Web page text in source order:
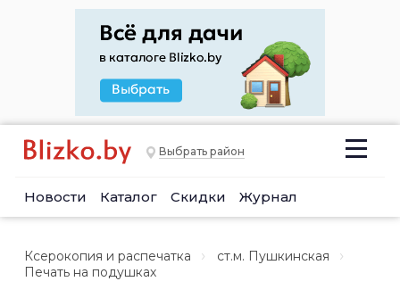
Выбрать район
Новости Каталог Скидки Журнал
Ксерокопия и распечатка
ст.м. Пушкинская
Печать на подушках